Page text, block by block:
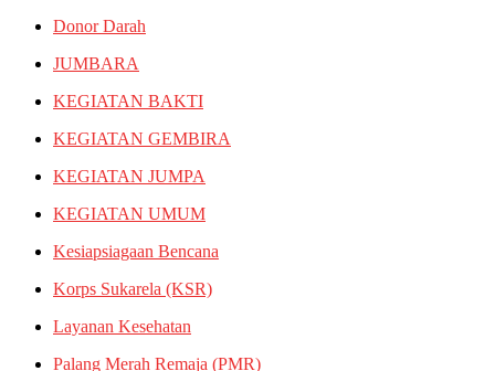
Donor Darah
JUMBARA
KEGIATAN BAKTI
KEGIATAN GEMBIRA
KEGIATAN JUMPA
KEGIATAN UMUM
Kesiapsiagaan Bencana
Korps Sukarela (KSR)
Layanan Kesehatan
Palang Merah Remaja (PMR)